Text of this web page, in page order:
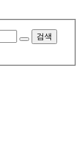
검색